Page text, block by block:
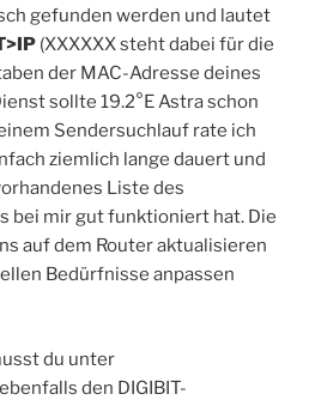
gefunden werden und lautet
(XXXXXX steht dabei für die
der MAC-Adresse deines
sollte 19.2°E Astra schon
Sendersuchlauf rate ich
ziemlich lange dauert und
Liste des
bei mir gut funktioniert hat. Die
auf dem Router aktualisieren
Bedürfnisse anpassen
du unter
den DIGIBIT-